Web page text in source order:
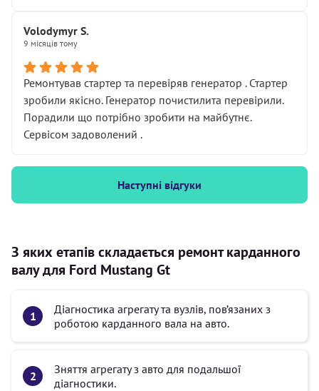
Volodymyr S.
9 місяців тому
Ремонтував стартер та перевіряв генератор . Стартер
зробили якісно. Генератор почистилита перевірили.
Порадили що потрібно зробити на майбутнє.
Сервісом задоволений .
Наступні відгуки
З яких етапів складається ремонт карданного
валу для Ford Mustang Gt
Діагностика агрегату та вузлів, пов’язаних з
роботою карданного вала на авто.
Зняття агрегату з авто для подальшої
діагностики.